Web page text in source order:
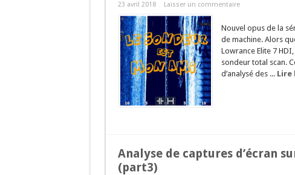
23 avril 2018 Laisser un commentaire
Nouvel opus de la
de machine. Alors
Lowrance Elite 7
sondeur total scan.
d’analysé des ... Lire
Analyse de captures d’écran
(part3)